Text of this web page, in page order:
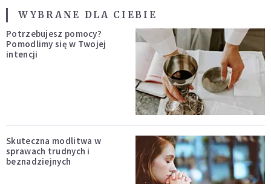
WYBRANE DLA CIEBIE
Potrzebujesz pomocy?
Pomodlimy się w Twojej
intencji
Skuteczna modlitwa w
sprawach trudnych i
beznadziejnych